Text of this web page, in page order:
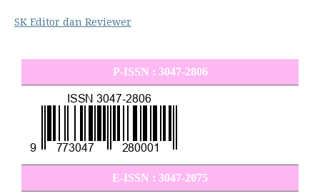
SK Editor dan Reviewer
P-ISSN : 3047-2806
E-ISSN : 3047-2075